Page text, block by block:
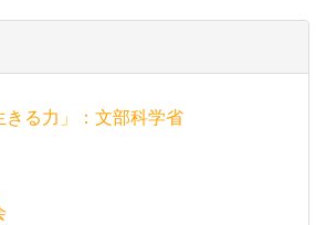
る力」：文部科学省